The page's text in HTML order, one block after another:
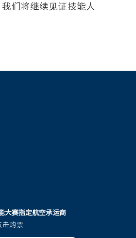
们将继续见证技能人
大赛指定航空承运商
击购票